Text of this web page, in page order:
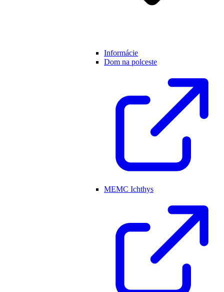
Informácie
Dom na polceste
MEMC Ichthys